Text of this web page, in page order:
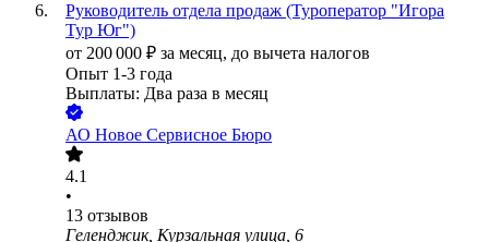
Руководитель отдела продаж (Туроператор "Игора
Тур Юг")
от 200 000 ₽ за месяц, до вычета налогов
Опыт 1-3 года
Выплаты: Два раза в месяц
АО Новое Сервисное Бюро
4.1
•
13 отзывов
Геленджик, Курзальная улица, 6